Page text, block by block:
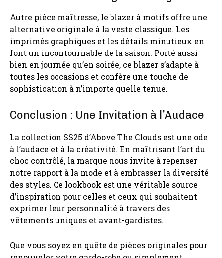
Autre pièce maîtresse, le blazer à motifs offre une
alternative originale à la veste classique. Les
imprimés graphiques et les détails minutieux en
font un incontournable de la saison. Porté aussi
bien en journée qu’en soirée, ce blazer s’adapte à
toutes les occasions et confère une touche de
sophistication à n’importe quelle tenue.
Conclusion : Une Invitation à l’Audace
La collection SS25 d’Above The Clouds est une ode
à l’audace et à la créativité. En maîtrisant l’art du
choc contrôlé, la marque nous invite à repenser
notre rapport à la mode et à embrasser la diversité
des styles. Ce lookbook est une véritable source
d’inspiration pour celles et ceux qui souhaitent
exprimer leur personnalité à travers des
vêtements uniques et avant-gardistes.
Que vous soyez en quête de pièces originales pour